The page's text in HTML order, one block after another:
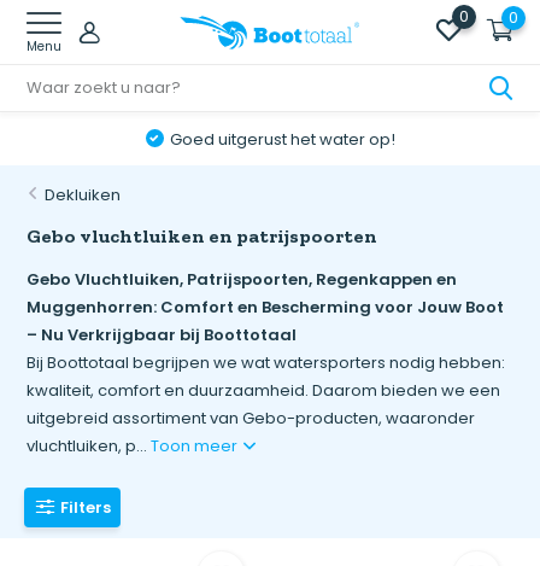
Menu
0 0
Online retourneren: snel & eenvoudig!
Dekluiken
Gebo vluchtluiken en patrijspoorten
Gebo Vluchtluiken, Patrijspoorten, Regenkappen en
Muggenhorren: Comfort en Bescherming voor Jouw Boot
– Nu Verkrijgbaar bij Boottotaal
Bij Boottotaal begrijpen we wat watersporters nodig hebben:
kwaliteit, comfort en duurzaamheid. Daarom bieden we een
uitgebreid assortiment van Gebo-producten, waaronder
vluchtluiken, p...Toon meer
Filters